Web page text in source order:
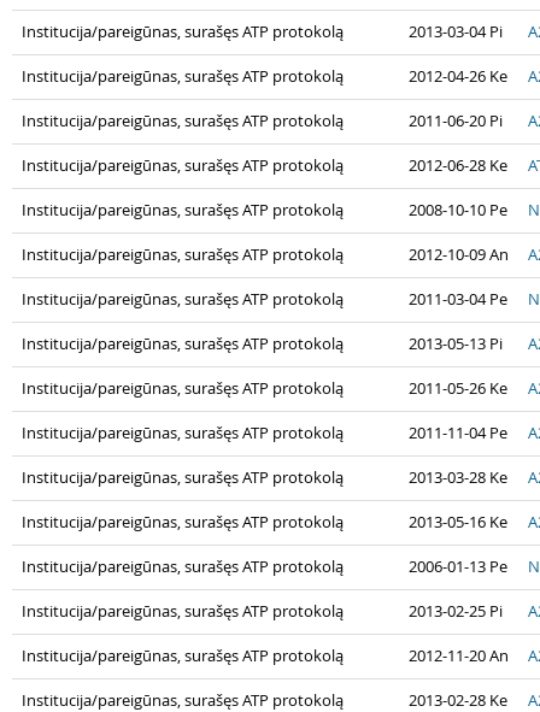
Institucija/pareigūnas, surašęs ATP protokolą 2013-03-04 Pi
Institucija/pareigūnas, surašęs ATP protokolą 2012-04-26 Ke
Institucija/pareigūnas, surašęs ATP protokolą 2011-06-20 Pi
Institucija/pareigūnas, surašęs ATP protokolą 2012-06-28 Ke
Institucija/pareigūnas, surašęs ATP protokolą 2008-10-10 Pe
Institucija/pareigūnas, surašęs ATP protokolą 2012-10-09 An
Institucija/pareigūnas, surašęs ATP protokolą 2011-03-04 Pe
Institucija/pareigūnas, surašęs ATP protokolą 2013-05-13 Pi
Institucija/pareigūnas, surašęs ATP protokolą 2011-05-26 Ke
Institucija/pareigūnas, surašęs ATP protokolą 2011-11-04 Pe
Institucija/pareigūnas, surašęs ATP protokolą 2013-03-28 Ke
Institucija/pareigūnas, surašęs ATP protokolą 2013-05-16 Ke
Institucija/pareigūnas, surašęs ATP protokolą 2006-01-13 Pe
Institucija/pareigūnas, surašęs ATP protokolą 2013-02-25 Pi
Institucija/pareigūnas, surašęs ATP protokolą 2012-11-20 An
Institucija/pareigūnas, surašęs ATP protokolą 2013-02-28 Ke